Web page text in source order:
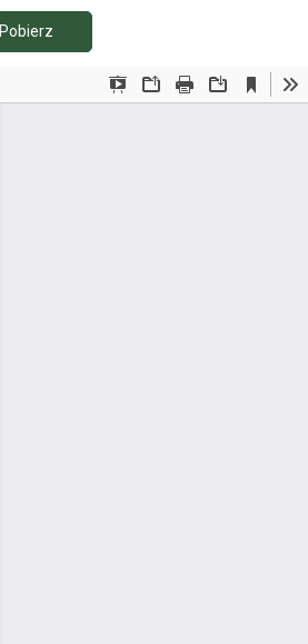
PobierzPobierz PDF